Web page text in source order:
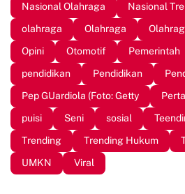
Nasional Olahraga
Nasional
olahraga
Olahraga
Opini
Otomotif Pemerintah
pendidikan
Pendidikan
Pep GUardiola (Foto: Getty
puisi
Seni sosial
Trending
Trending Hukum
UMKN
Viral